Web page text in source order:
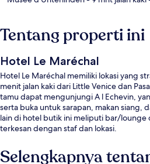
Tentang properti ini
Hotel Le Maréchal
Hotel Le Maréchal memiliki lokasi yang
menit jalan kaki dari Little Venice dan
tamu dapat mengunjungi A l Echevin,
serta buka untuk sarapan, makan siang,
lain di hotel butik ini meliputi bar/lounge
terkesan dengan staf dan lokasi.
Selengkapnya